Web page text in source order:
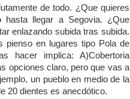
de todo. ¿Que quieres
hasta llegar a Segovia. ¿Que
enlazando subida tras subida.
pienso en lugares tipo Pola de
hacer implica: A)Cobertoria
opciones claro, pero que vas a
un pueblo en medio de la
20 dientes es anecdótico.